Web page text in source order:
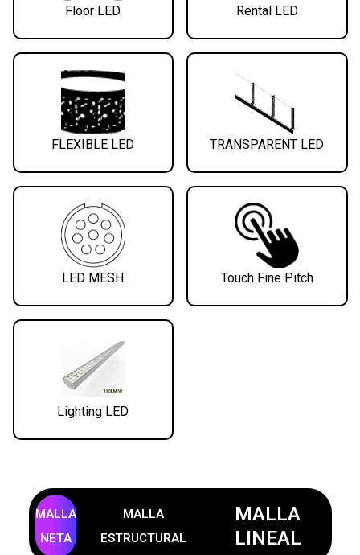
Floor LED Rental LED
FLEXIBLE LED TRANSPARENT LED
LED MESH Touch Fine Pitch
Lighting LED
MALLA
NETA
MALLA
ESTRUCTURAL
MALLA
LINEAL